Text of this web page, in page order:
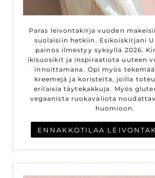
Paras leivontakirja vuoden
suolaisiin hetkiin. Esikoiskirjani
painos ilmestyy syksyllä 2026.
ikisuosikit ja inspiraatiota uuteen
innoittamana. Opi myös
kreemejä ja koristeita, joilla
erilaisia täytekakkuja. Myös
vegaanista ruokavaliota
huomioon.
ENNAKKOTILAA